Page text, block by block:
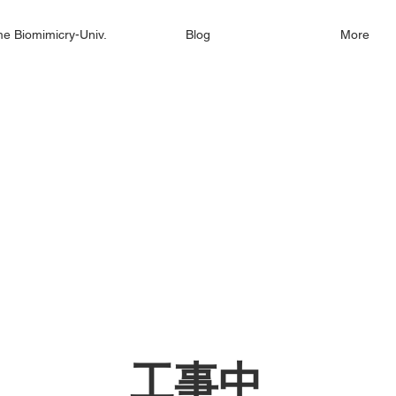
Biomimicry-Univ. Blog More
​工事中